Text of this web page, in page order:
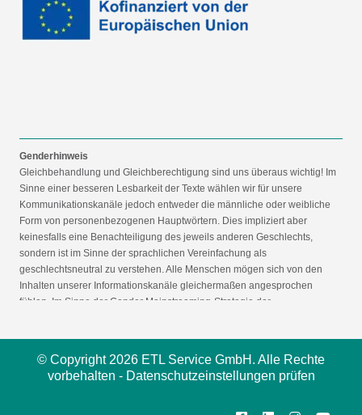
Genderhinweis
Gleichbehandlung und Gleichberechtigung sind uns überaus wichtig! Im
Sinne einer besseren Lesbarkeit der Texte wählen wir für unsere
Kommunikationskanäle jedoch entweder die männliche oder weibliche
Form von personenbezogenen Hauptwörtern. Dies impliziert aber
keinesfalls eine Benachteiligung des jeweils anderen Geschlechts,
sondern ist im Sinne der sprachlichen Vereinfachung als
geschlechtsneutral zu verstehen. Alle Menschen mögen sich von den
Inhalten unserer Informationskanäle gleichermaßen angesprochen
fühlen. Im Sinne der Gender Mainstreaming-Strategie der
© Copyright 2026 ETL Service GmbH. Alle Rechte
vorbehalten - Datenschutzeinstellungen prüfen